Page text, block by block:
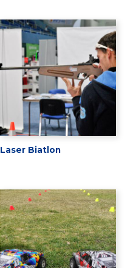
Laser Biatlon